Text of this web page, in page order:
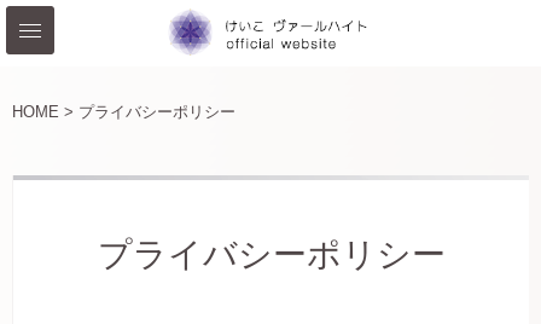
HOME > プライバシーポリシー
プライバシーポリシー